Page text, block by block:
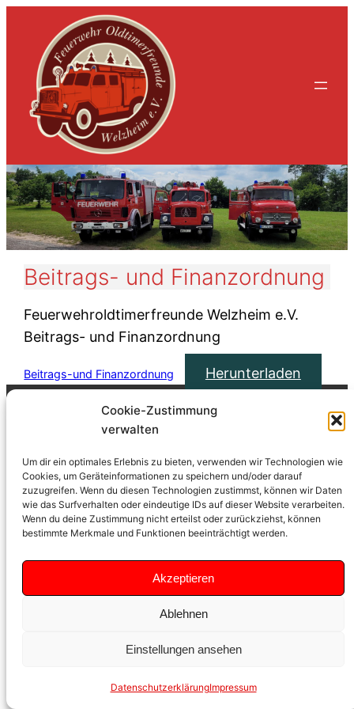
Cookie-Zustimmung
verwalten
Um dir ein optimales Erlebnis zu bieten, verwenden wir Technologien wie
Cookies, um Geräteinformationen zu speichern und/oder darauf
zuzugreifen. Wenn du diesen Technologien zustimmst, können wir Daten
wie das Surfverhalten oder eindeutige IDs auf dieser Website verarbeiten.
Wenn du deine Zustimmung nicht erteilst oder zurückziehst, können
bestimmte Merkmale und Funktionen beeinträchtigt werden.
Akzeptieren
Ablehnen
Einstellungen ansehen
DatenschutzerklärungImpressum
Beitrags- und Finanzordnung
Feuerwehroldtimerfreunde Welzheim e.V.
Beitrags- und Finanzordnung
Beitrags-und Finanzordnung Herunterladen
© 2022 Feuerwehroldtimerfreunde Welzheim e.V.
unterstützt durchSCHRIFT.art&ME4IT.com